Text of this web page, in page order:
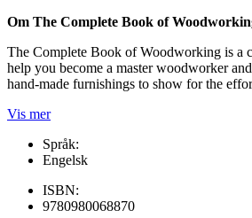
Om The Complete Book of
The Complete Book of Woodworking is a
help you become a master woodworker
hand-made furnishings to show for the
Vis mer
Språk:
Engelsk
ISBN:
9780980068870